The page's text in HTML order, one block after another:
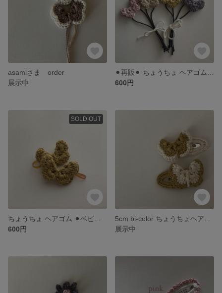
asamiさま order
展示中
600円
SOLD OUT
600円
展示中